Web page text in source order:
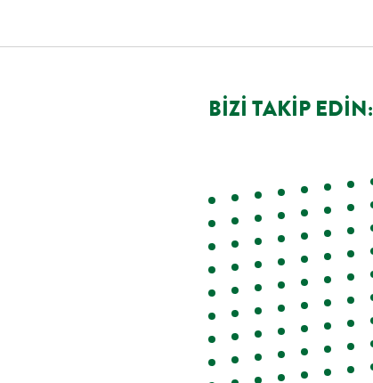
BIZI TAKIP EDIN: